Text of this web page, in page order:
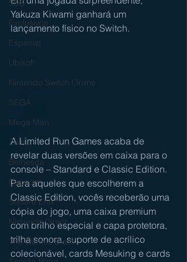
3DS
Exclusivos
Especial
Ubisoft
Nintendo Switch Online
SEGA
Mega Man
Zelda
Bethesda
Capcom
Square Enix
Nintendo Direct
The Games Brasil
Yakuza Kiwami ganhará um
lançamento físico no Switch.
A Limited Run Games acaba de
revelar duas versões em caixa para o
console – Standard e Classic Edition.
Para aqueles que escolherem a
Classic Edition, vocês receberão uma
cópia do jogo, uma caixa premium
com brilho especial e capa protetora,
trilha sonora, suporte de acrílico
colecionável, cards Mesuking e cards